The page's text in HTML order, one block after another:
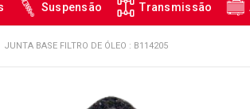
Suspensão Transmissão
JUNTA BASE FILTRO DE ÓLEO : B114205